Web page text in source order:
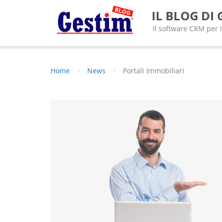
IL BLOG DI
Il software CRM
Home News Portali Immobiliari